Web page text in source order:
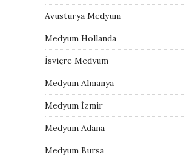
Avusturya Medyum
Medyum Hollanda
İsviçre Medyum
Medyum Almanya
Medyum İzmir
Medyum Adana
Medyum Bursa